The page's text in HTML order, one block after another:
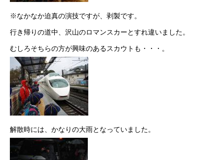
※なかなか迫真の演技ですが、剥製です。
行き帰りの道中、沢山のロマンスカーとすれ違いました。
むしろそちらの方が興味のあるスカウトも・・・。
解散時には、かなりの大雨となっていました。